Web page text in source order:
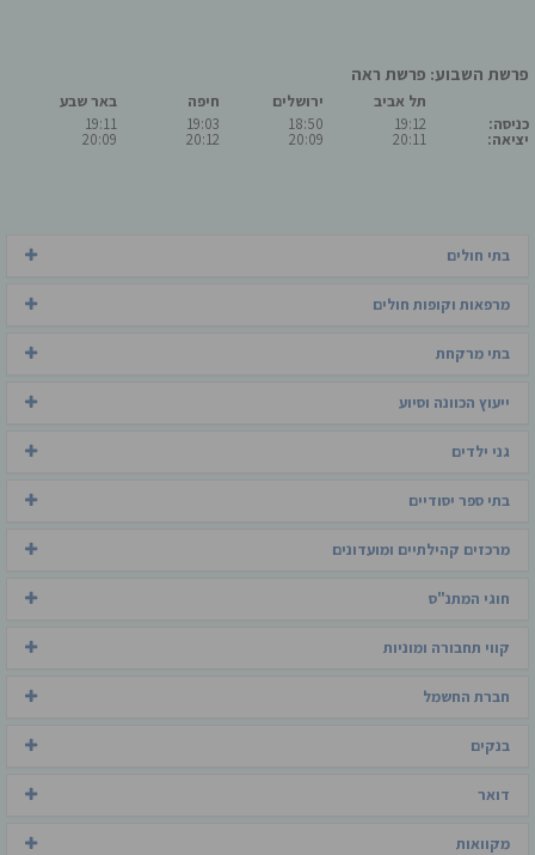
פרשת השבוע: פרשת ראה
כניסה:
יציאה:
תל אביב
19:12
20:11
ירושלים
18:50
20:09
חיפה
19:03
20:12
באר שבע
19:11
20:09
בתי חולים
מרפאות וקופות חולים
בתי מרקחת
ייעוץ הכוונה וסיוע
גני ילדים
בתי ספר יסודיים
מרכזים קהילתיים ומועדונים
חוגי המתנ"ס
קווי תחבורה ומוניות
חברת החשמל
בנקים
דואר
מקוואות